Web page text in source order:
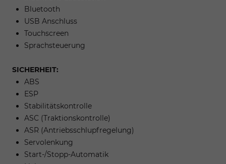
Bluetooth
USB Anschluss
Touchscreen
Sprachsteuerung
SICHERHEIT:
ABS
ESP
Stabilitätskontrolle
ASC (Traktionskontrolle)
ASR (Antriebsschlupfregelung)
Servolenkung
Start-/Stopp-Automatik